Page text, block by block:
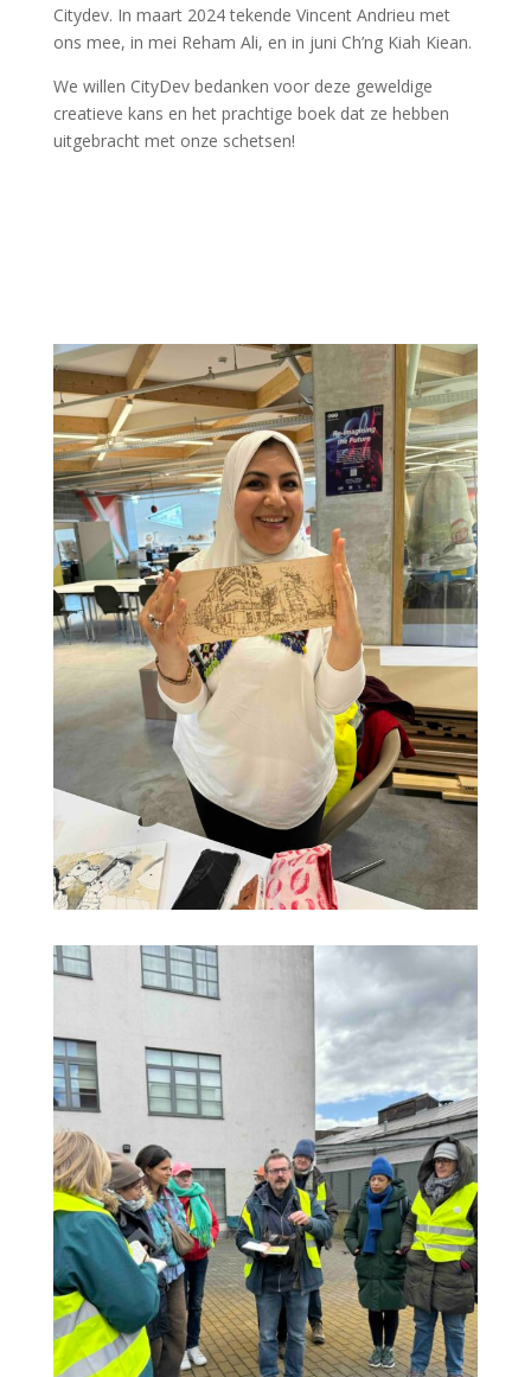
Citydev. In maart 2024 tekende Vincent Andrieu met
ons mee, in mei Reham Ali, en in juni Ch’ng Kiah Kiean.
We willen CityDev bedanken voor deze geweldige
creatieve kans en het prachtige boek dat ze hebben
uitgebracht met onze schetsen!